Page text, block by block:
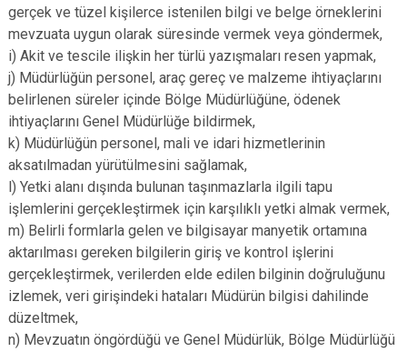
gerçek ve tüzel kişilerce istenilen bilgi ve belge örneklerini
mevzuata uygun olarak süresinde vermek veya göndermek,
i) Akit ve tescile ilişkin her türlü yazışmaları resen yapmak,
j) Müdürlüğün personel, araç gereç ve malzeme ihtiyaçlarını
belirlenen süreler içinde Bölge Müdürlüğüne, ödenek
ihtiyaçlarını Genel Müdürlüğe bildirmek,
k) Müdürlüğün personel, mali ve idari hizmetlerinin
aksatılmadan yürütülmesini sağlamak,
l) Yetki alanı dışında bulunan taşınmazlarla ilgili tapu
işlemlerini gerçekleştirmek için karşılıklı yetki almak vermek,
m) Belirli formlarla gelen ve bilgisayar manyetik ortamına
aktarılması gereken bilgilerin giriş ve kontrol işlerini
gerçekleştirmek, verilerden elde edilen bilginin doğruluğunu
izlemek, veri girişindeki hataları Müdürün bilgisi dahilinde
düzeltmek,
n) Mevzuatın öngördüğü ve Genel Müdürlük, Bölge Müdürlüğü